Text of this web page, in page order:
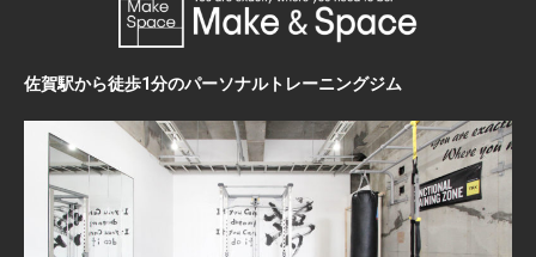
佐賀駅から徒歩1分のパーソナルトレーニングジム